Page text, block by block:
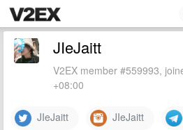
JIeJaitt
V2EX member #559993,
+08:00
JIeJaitt JIeJaitt